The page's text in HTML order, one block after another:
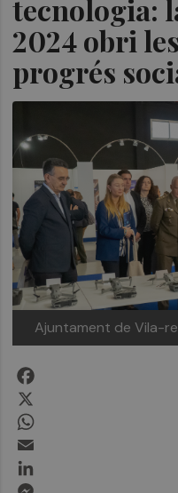
tecnologia:
2024 obri
progrés
Ajuntament de Vila-